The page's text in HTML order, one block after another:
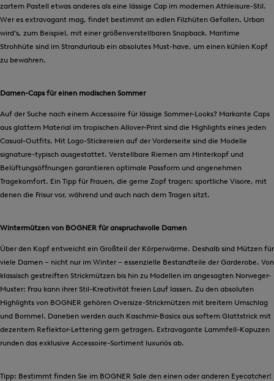
zartem Pastell etwas anderes als eine lässige Cap im modernen Athleisure-Stil.
Wer es extravagant mag, findet bestimmt an edlen Filzhüten Gefallen. Urban
wird’s, zum Beispiel, mit einer größenverstellbaren Snapback. Maritime
Strohhüte sind im Strandurlaub ein absolutes Must-have, um einen kühlen Kopf
zu bewahren.
Damen-Caps für einen modischen Sommer
Auf der Suche nach einem Accessoire für lässige Sommer-Looks? Markante Caps
aus glattem Material im tropischen Allover-Print sind die Highlights eines jeden
Casual-Outfits. Mit Logo-Stickereien auf der Vorderseite sind die Modelle
signature-typisch ausgestattet. Verstellbare Riemen am Hinterkopf und
Belüftungsöffnungen garantieren optimale Passform und angenehmen
Tragekomfort. Ein Tipp für Frauen, die gerne Zopf tragen: sportliche Visore, mit
denen die Frisur vor, während und auch nach dem Tragen sitzt.
Wintermützen von BOGNER für anspruchsvolle Damen
Über den Kopf entweicht ein Großteil der Körperwärme. Deshalb sind Mützen für
viele Damen – nicht nur im Winter – essenzielle Bestandteile der Garderobe. Von
klassisch gestreiften Strickmützen bis hin zu Modellen im angesagten Norweger-
Muster: Frau kann ihrer Stil-Kreativität freien Lauf lassen. Zu den absoluten
Highlights von BOGNER gehören Oversize-Strickmützen mit breitem Umschlag
und Bommel. Daneben werden auch Kaschmir-Basics aus softem Glattstrick mit
dezentem Reflektor-Lettering gern getragen. Extravagante Lammfell-Kapuzen
runden das exklusive Accessoire-Sortiment luxuriös ab.
Tipp: Bestimmt finden Sie im BOGNER Sale den einen oder anderen Eyecatcher!